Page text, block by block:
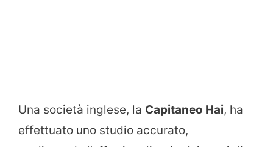
Una società inglese, la Capitaneo Hai, ha
effettuato uno studio accurato,